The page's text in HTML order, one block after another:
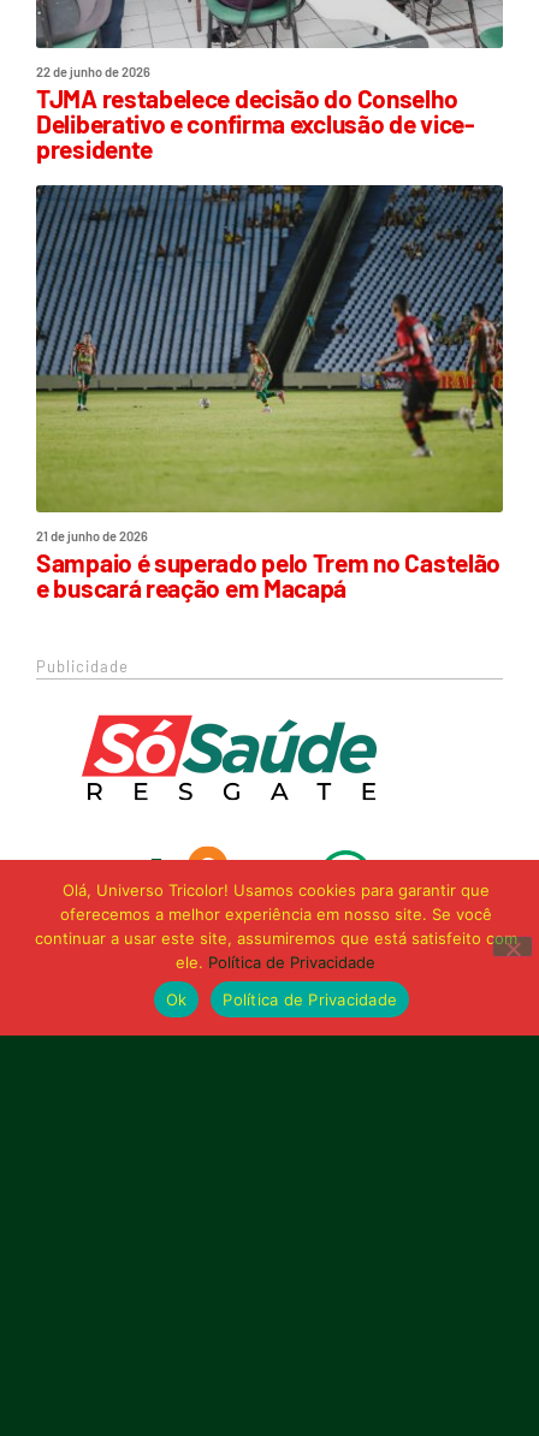
22 de junho de 2026
TJMA restabelece decisão do Conselho
Deliberativo e confirma exclusão de vice-
presidente
21 de junho de 2026
Sampaio é superado pelo Trem no Castelão
e buscará reação em Macapá
Publicidade
Olá, Universo Tricolor! Usamos cookies para garantir que
oferecemos a melhor experiência em nosso site. Se você
continuar a usar este site, assumiremos que está satisfeito com
ele. Política de Privacidade
Ok
Política de Privacidade